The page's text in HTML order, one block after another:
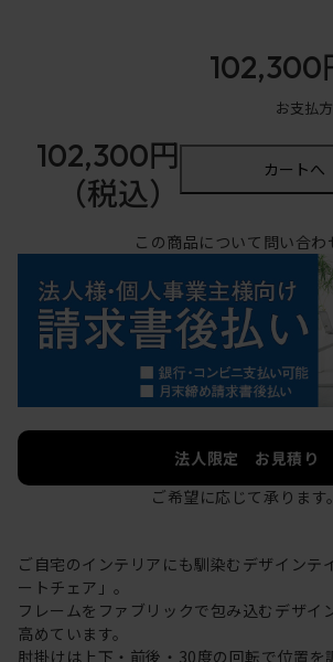
102,300
お支払
102,300円
（税込）
カートへ
この商品について問い合わ
法人限定 お見積り
ご希望に応じて承ります。
ご自宅のインテリアにも馴染むデザインテ
ートチェア」。
フレームをファブリックで包み込むデザイ
高めています。
肘掛けは上下・前後・30度の回転で位置を